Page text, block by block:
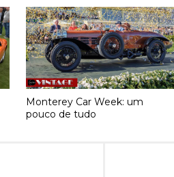
Monterey Car Week: um
pouco de tudo